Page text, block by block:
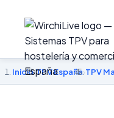
Inicio›TPV España›TPV